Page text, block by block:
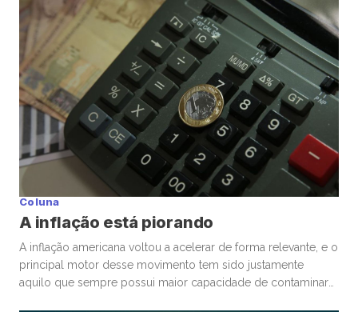
independentemente de ele estar ou não. Nas últimas
semanas, vimos movimentos impressionantes. […]
Coluna
A inflação está piorando
A inflação americana voltou a acelerar de forma relevante, e o
principal motor desse movimento tem sido justamente
aquilo que sempre possui maior capacidade de contaminar